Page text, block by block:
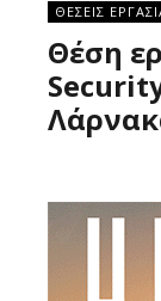
ΘΕΣΕΙΣ
Θέση